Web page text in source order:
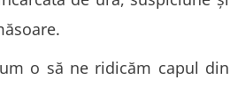
o să ne ridicăm capul din